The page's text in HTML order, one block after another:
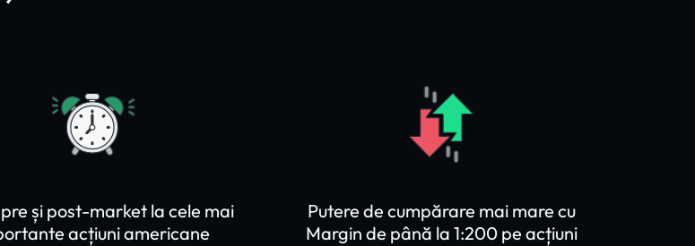
și post-market la cele mai
acțiuni americane
Putere de cumpărare mai mare cu
Margin de până la 1:200 pe acțiuni